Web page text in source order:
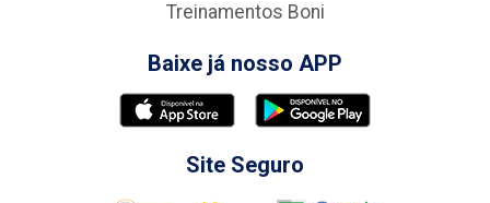
Treinamentos Boni
Baixe já nosso APP
Site Seguro